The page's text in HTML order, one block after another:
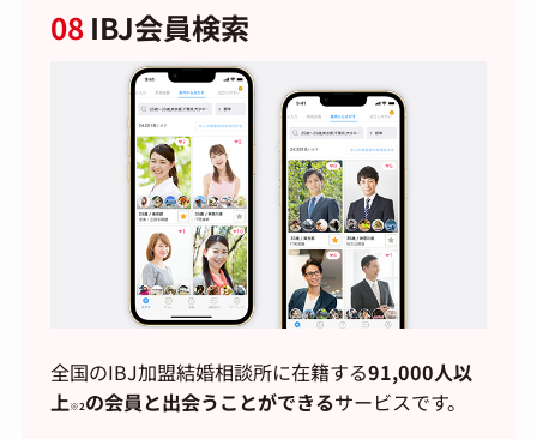
08 IBJ会員検索
全国のIBJ加盟結婚相談所に在籍する91,000人以
上※2の会員と出会うことができるサービスです。